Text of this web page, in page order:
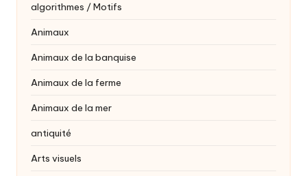
algorithmes / Motifs
Animaux
Animaux de la banquise
Animaux de la ferme
Animaux de la mer
antiquité
Arts visuels